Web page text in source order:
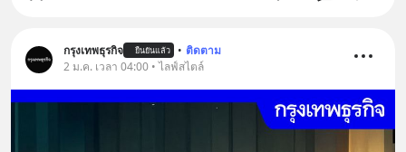
กรุงเทพธุรกิจ ยืนยันแล้ว • ติดตาม
2 ม.ค. เวลา 04:00 • ไลฟ์สไตล์